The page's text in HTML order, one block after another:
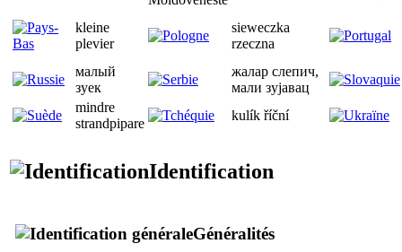
kleine
plevier
sieweczka
rzeczna
малый
зуек
жалар слепич,
мали зуjaвац
mindre
strandpipare
kulík říční
Identification
Généralités